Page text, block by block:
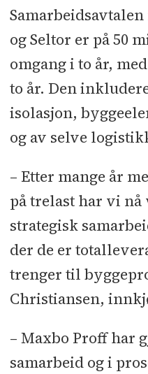
og Seltor er på 50
omgang i to år,
to år. Den
isolasjon,
og av selve
– Etter mange år
på trelast har vi nå
strategisk
der de er
trenger til
Christiansen,
– Maxbo Proff har
samarbeid og i